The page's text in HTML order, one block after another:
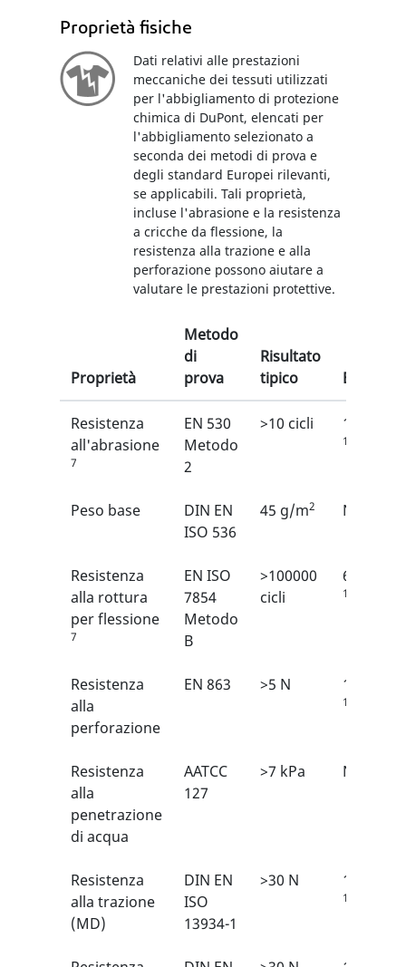
Proprietà fisiche
Dati relativi alle prestazioni
meccaniche dei tessuti utilizzati
per l'abbigliamento di protezione
chimica di DuPont, elencati per
l'abbigliamento selezionato a
seconda dei metodi di prova e
degli standard Europei rilevanti,
se applicabili. Tali proprietà,
incluse l'abrasione e la resistenza
a cricche da flessione, la
resistenza alla trazione e alla
perforazione possono aiutare a
valutare le prestazioni protettive.
Proprietà
Metodo
di
prova
Risultato
tipico
EN
Resistenza
all'abrasione
7
EN 530
Metodo
2
>10 cicli 1/6
1
Peso base
DIN EN
ISO 536
45 g/m2 N/A
Resistenza
alla rottura
per flessione
7
EN ISO
7854
Metodo
B
>100000
cicli
6/6
1
Resistenza
alla
perforazione
EN 863 >5 N 1/6
1
Resistenza
alla
penetrazione
di acqua
AATCC
127
>7 kPa N/A
Resistenza
alla trazione
(MD)
DIN EN
ISO
13934-1
>30 N 1/6
1